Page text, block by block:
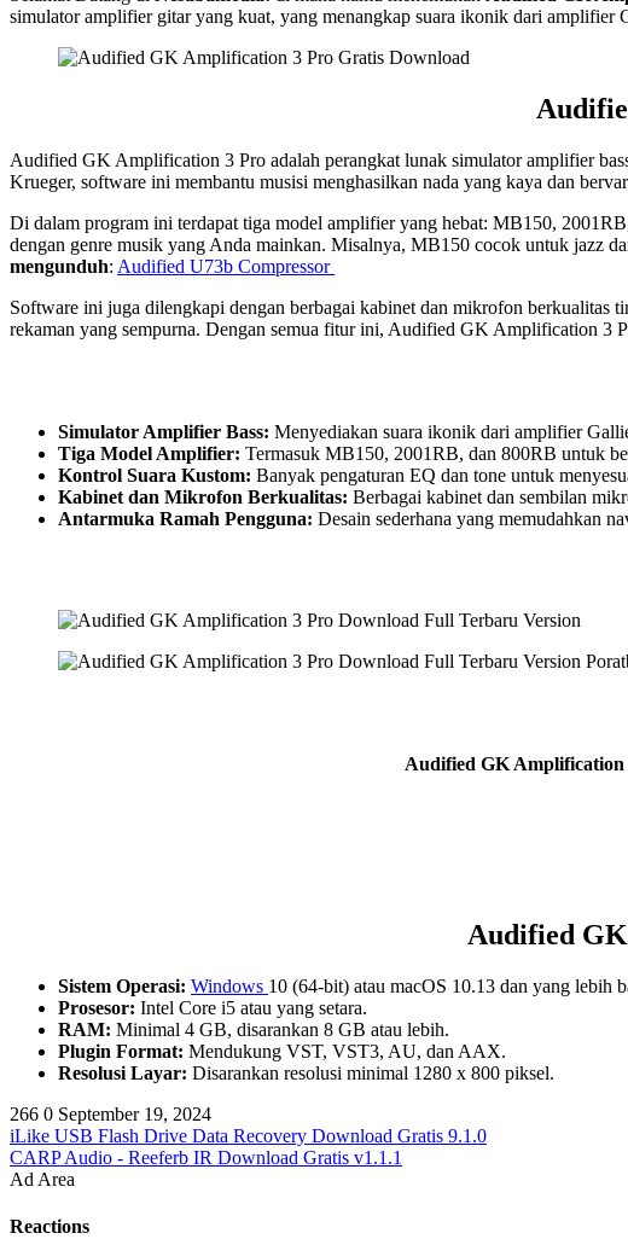
simulator amplifier gitar yang kuat, yang menangkap suara ikonik dari amplifier
Audified GK Amplification 3 Pro adalah perangkat lunak simulator amplifier
Krueger, software ini membantu musisi menghasilkan nada yang kaya dan
Di dalam program ini terdapat tiga model amplifier yang hebat: MB150,
dengan genre musik yang Anda mainkan. Misalnya, MB150 cocok untuk jazz
mengunduh: Audified U73b Compressor
Software ini juga dilengkapi dengan berbagai kabinet dan mikrofon berkualitas
rekaman yang sempurna. Dengan semua fitur ini, Audified GK Amplification 3
Simulator Amplifier Bass: Menyediakan suara ikonik dari amplifier
Tiga Model Amplifier: Termasuk MB150, 2001RB, dan 800RB untuk
Kontrol Suara Kustom: Banyak pengaturan EQ dan tone untuk
Kabinet dan Mikrofon Berkualitas: Berbagai kabinet dan sembilan
Antarmuka Ramah Pengguna: Desain sederhana yang memudahkan
Audified GK
Audified
Sistem Operasi: Windows 10 (64-bit) atau macOS 10.13 dan yang lebih
Prosesor: Intel Core i5 atau yang setara.
RAM: Minimal 4 GB, disarankan 8 GB atau lebih.
Plugin Format: Mendukung VST, VST3, AU, dan AAX.
Resolusi Layar: Disarankan resolusi minimal 1280 x 800 piksel.
266 0 September 19, 2024
iLike USB Flash Drive Data Recovery Download Gratis 9.1.0
CARP Audio - Reeferb IR Download Gratis v1.1.1
Ad Area
Reactions